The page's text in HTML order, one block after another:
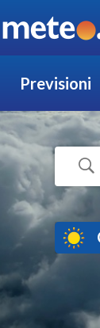
Previsioni